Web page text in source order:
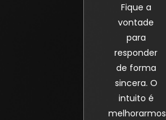
Fique a
vontade
para
responder
de forma
sincera. O
intuito é
melhorarmos